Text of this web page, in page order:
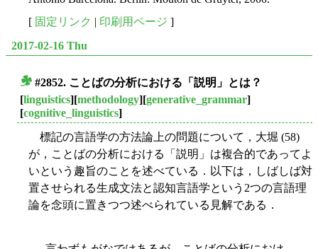
[ 固定リンク | 印刷用ページ ]
2017-02-16 Thu
#2852. ことばの分析における「説明」とは？
[linguistics][methodology][generative_grammar]
[cognitive_linguistics]
標記の言語学の方法論上の問題について，大堀 (58)
が，ことばの分析における「説明」は複合的であってよ
いという趣旨のことを述べている．以下は，しばしば対
置させられる生成文法と認知言語学という2つの言語理
論を念頭に置きつつ述べられている見解である．